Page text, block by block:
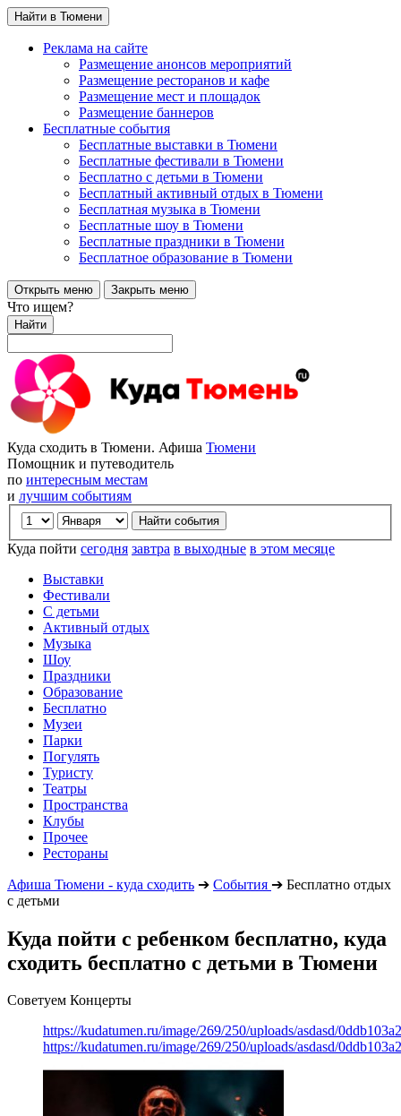
Найти в Тюмени
Реклама на сайте
Размещение анонсов мероприятий
Размещение ресторанов и кафе
Размещение мест и площадок
Размещение баннеров
Бесплатные события
Бесплатные выставки в Тюмени
Бесплатные фестивали в Тюмени
Бесплатно с детьми в Тюмени
Бесплатный активный отдых в Тюмени
Бесплатная музыка в Тюмени
Бесплатные шоу в Тюмени
Бесплатные праздники в Тюмени
Бесплатное образование в Тюмени
Открыть меню Закрыть меню
Что ищем?
Найти
Куда сходить в Тюмени. Афиша Тюмени
Помощник и путеводитель
по интересным местам
и лучшим событиям
Куда пойти сегодня завтра в выходные в этом месяце
Выставки
Фестивали
С детьми
Активный отдых
Музыка
Шоу
Праздники
Образование
Бесплатно
Музеи
Парки
Погулять
Туристу
Театры
Пространства
Клубы
Прочее
Рестораны
Афиша Тюмени - куда сходить ➔ События ➔ Бесплатно отдых
с детьми
Куда пойти с ребенком бесплатно, куда
сходить бесплатно с детьми в Тюмени
Советуем Концерты
https://kudatumen.ru/image/269/250/uploads/asdasd/
https://kudatumen.ru/image/269/250/uploads/asdasd/